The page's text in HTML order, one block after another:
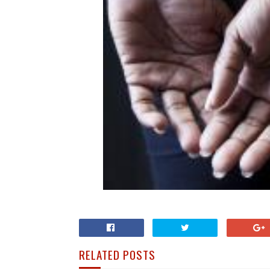
RELATED POSTS